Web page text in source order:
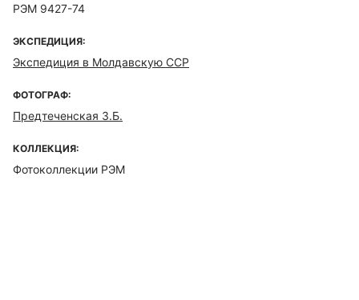
РЭМ 9427-74
ЭКСПЕДИЦИЯ:
Экспедиция в Молдавскую ССР
ФОТОГРАФ:
Предтеченская З.Б.
КОЛЛЕКЦИЯ:
Фотоколлекции РЭМ